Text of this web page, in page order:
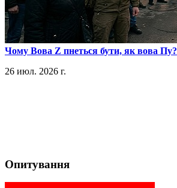
​Чому Вова Z пнеться бути, як вова Пу?
26 июл. 2026 г.
Опитування